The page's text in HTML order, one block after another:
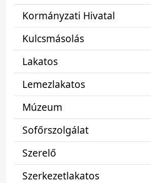
Kormányzati Hivatal
Kulcsmásolás
Lakatos
Lemezlakatos
Múzeum
Sofőrszolgálat
Szerelő
Szerkezetlakatos